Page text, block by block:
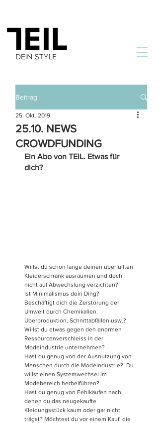
Beitrag
25.10. NEWS
CROWDFUNDING
25. Okt. 2019
Ein Abo von TEIL. Etwas für
dich?
Willst du schon lange deinen überfüllten
Kleiderschrank ausräumen und doch
nicht auf Abwechslung verzichten?
Ist Minimalismus dein Ding?
Beschäftigt dich die Zerstörung der
Umwelt durch Chemikalien,
Überproduktion, Schnittabfällen usw.?
Willst du etwas gegen den enormen
Ressourcenverschleiss in der
Modeindustrie unternehmen?
Hast du genug von der Ausnutzung von
Menschen durch die Modeindustrie?  Du
willst einen Systemwechsel im
Modebereich herbeiführen?
Hast du genug von Fehlkäufen nach
denen du das neugekaufte
Kleidungsstück kaum oder gar nicht
trägst? Möchtest du vor einem Kauf  die